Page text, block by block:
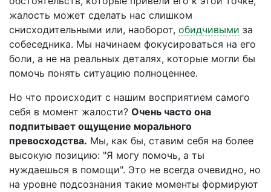
жалость может сделать нас слишком
снисходительными или, наоборот, обидчивыми за
собеседника. Мы начинаем фокусироваться на его
боли, а не на реальных деталях, которые могли бы
помочь понять ситуацию полноценнее.
Но что происходит с нашим восприятием самого
себя в момент жалости? Очень часто она
подпитывает ощущение морального
превосходства. Мы, как бы, ставим себя на более
высокую позицию: "Я могу помочь, а ты
нуждаешься в помощи". Это не всегда очевидно, но
на уровне подсознания такие моменты формируют